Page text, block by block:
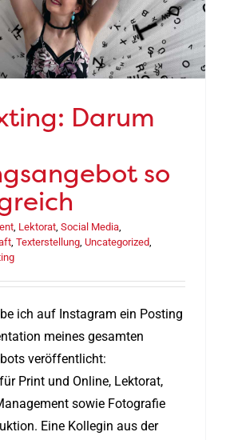
Darum
so
, Lektorat, Social Media,
, Texterstellung, Uncategorized,
ich auf Instagram ein Posting
meines gesamten
veröffentlicht:
Print und Online, Lektorat,
sowie Fotografie
Eine Kollegin aus der